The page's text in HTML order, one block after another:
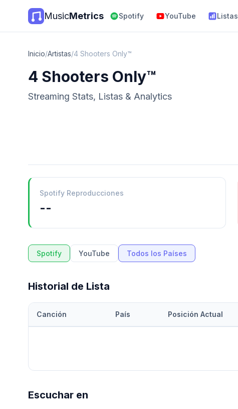
MusicMetrics Spotify YouTube Listas
Inicio/Artistas/4 Shooters Only™
4 Shooters Only™
Streaming Stats, Listas & Analytics
Spotify Reproducciones
--
Spotify YouTube Todos los Países
Historial de Lista
Canción País Posición Actual
Escuchar en